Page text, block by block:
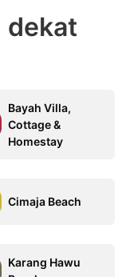
dekat
Bayah Villa,
Cottage &
Homestay
Cimaja Beach
Karang Hawu